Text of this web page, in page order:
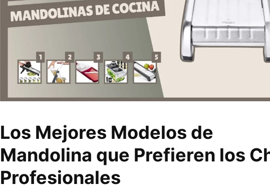
Los Mejores Modelos de
Mandolina que Prefieren los
Profesionales